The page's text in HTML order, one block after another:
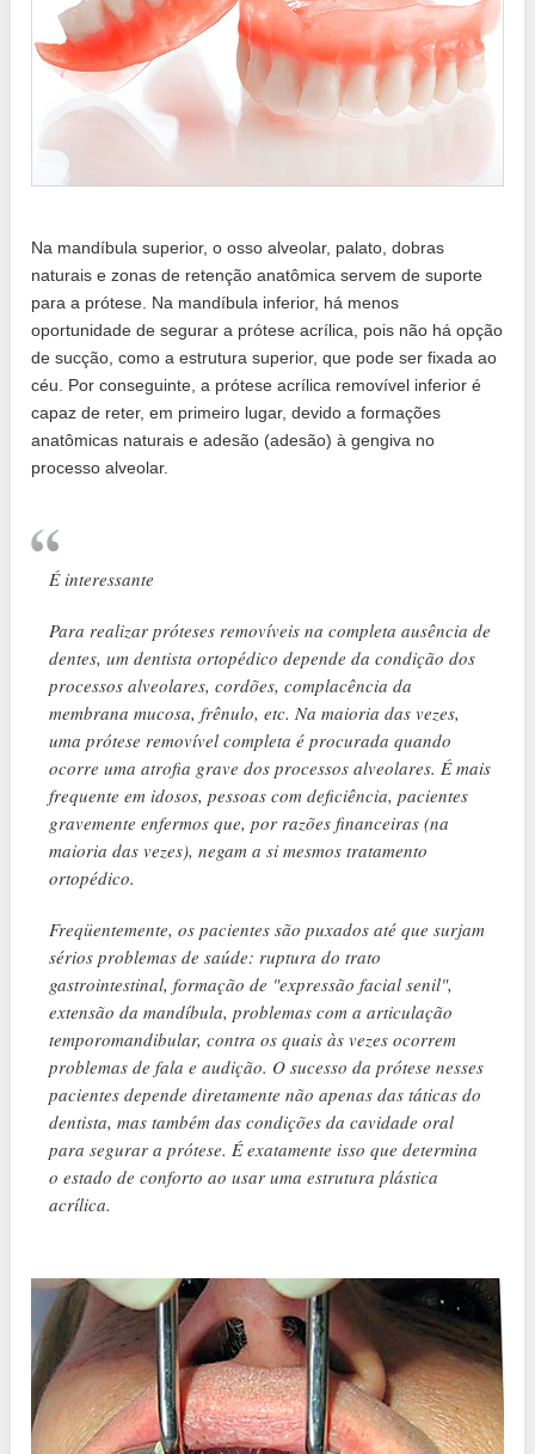
Na mandíbula superior, o osso alveolar, palato, dobras
naturais e zonas de retenção anatômica servem de suporte
para a prótese. Na mandíbula inferior, há menos
oportunidade de segurar a prótese acrílica, pois não há opção
de sucção, como a estrutura superior, que pode ser fixada ao
céu. Por conseguinte, a prótese acrílica removível inferior é
capaz de reter, em primeiro lugar, devido a formações
anatômicas naturais e adesão (adesão) à gengiva no
processo alveolar.
É interessante
Para realizar próteses removíveis na completa ausência de
dentes, um dentista ortopédico depende da condição dos
processos alveolares, cordões, complacência da
membrana mucosa, frênulo, etc. Na maioria das vezes,
uma prótese removível completa é procurada quando
ocorre uma atrofia grave dos processos alveolares. É mais
frequente em idosos, pessoas com deficiência, pacientes
gravemente enfermos que, por razões financeiras (na
maioria das vezes), negam a si mesmos tratamento
ortopédico.
Freqüentemente, os pacientes são puxados até que surjam
sérios problemas de saúde: ruptura do trato
gastrointestinal, formação de "expressão facial senil",
extensão da mandíbula, problemas com a articulação
temporomandibular, contra os quais às vezes ocorrem
problemas de fala e audição. O sucesso da prótese nesses
pacientes depende diretamente não apenas das táticas do
dentista, mas também das condições da cavidade oral
para segurar a prótese. É exatamente isso que determina
o estado de conforto ao usar uma estrutura plástica
acrílica.